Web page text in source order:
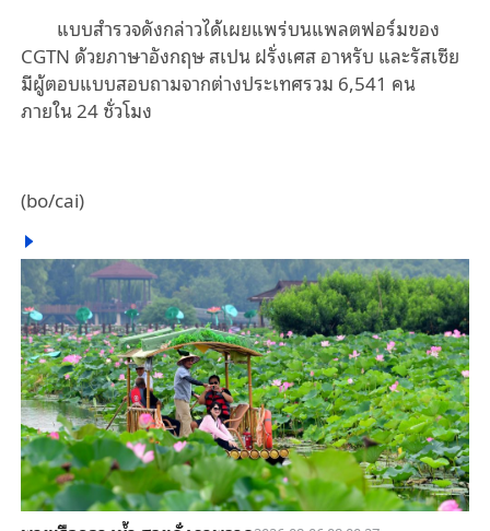
แบบสำรวจดังกล่าวได้เผยแพร่บนแพลตฟอร์มของ
CGTN ด้วยภาษาอังกฤษ สเปน ฝรั่งเศส อาหรับ และรัสเซีย
มีผู้ตอบแบบสอบถามจากต่างประเทศรวม 6,541 คน
ภายใน 24 ชั่วโมง
(bo/cai)